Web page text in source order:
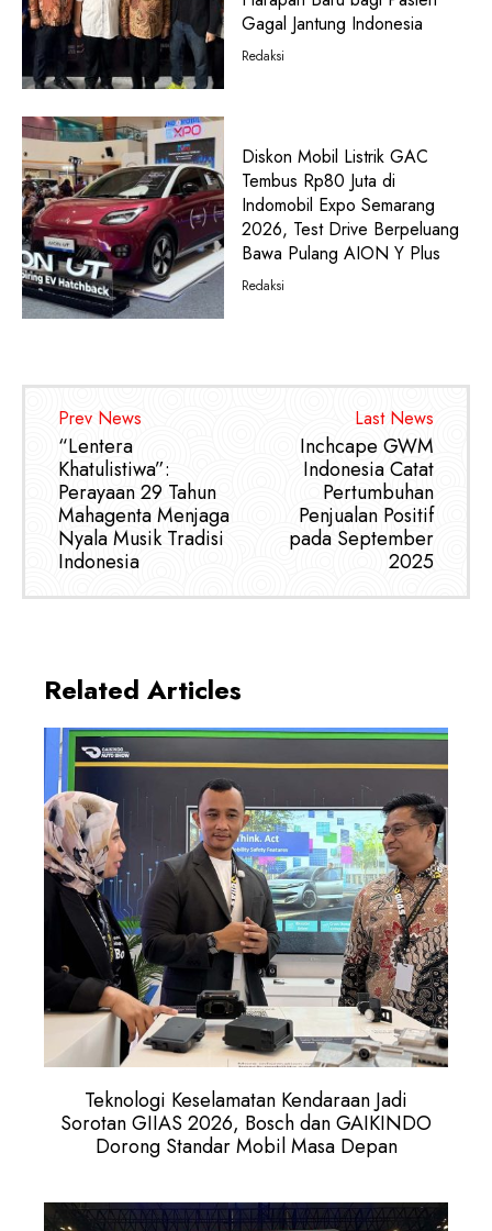
Gagal Jantung Indonesia
Redaksi
Diskon Mobil Listrik GAC
Tembus Rp80 Juta di
Indomobil Expo Semarang
2026, Test Drive Berpeluang
Bawa Pulang AION Y Plus
Redaksi
Prev News
“Lentera
Khatulistiwa”:
Perayaan 29 Tahun
Mahagenta Menjaga
Nyala Musik Tradisi
Indonesia
Last News
Inchcape GWM
Indonesia Catat
Pertumbuhan
Penjualan Positif
pada September
2025
Related Articles
Teknologi Keselamatan Kendaraan Jadi
Sorotan GIIAS 2026, Bosch dan GAIKINDO
Dorong Standar Mobil Masa Depan